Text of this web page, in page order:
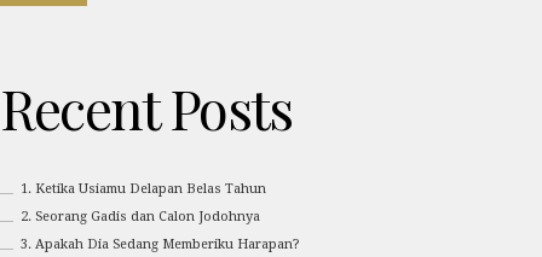
Recent Posts
1. Ketika Usiamu Delapan Belas Tahun
2. Seorang Gadis dan Calon Jodohnya
3. Apakah Dia Sedang Memberiku Harapan?